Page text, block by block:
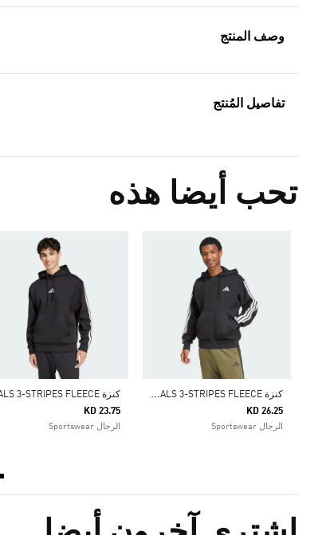
وصف المنتج
تفاصيل المُنتج
تحب أيضا هذه
ك
نزة ESSENTIALS 3-STRIPES FLEECE
KD 26.25
الرجال Sportswear
KD 23.75
الرجال Sportswear